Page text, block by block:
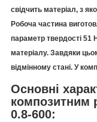
свідчить матеріал, з
Робоча частина
параметр твердості 51
матеріалу. Завдяки
відмінному стані. У
Основні
композитним
0.8-600: